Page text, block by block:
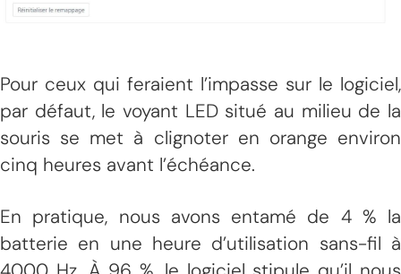
Pour ceux qui feraient l’impasse sur le logiciel,
par défaut, le voyant LED situé au milieu de la
souris se met à clignoter en orange environ
cinq heures avant l’échéance.
En pratique, nous avons entamé de 4 % la
batterie en une heure d’utilisation sans-fil à